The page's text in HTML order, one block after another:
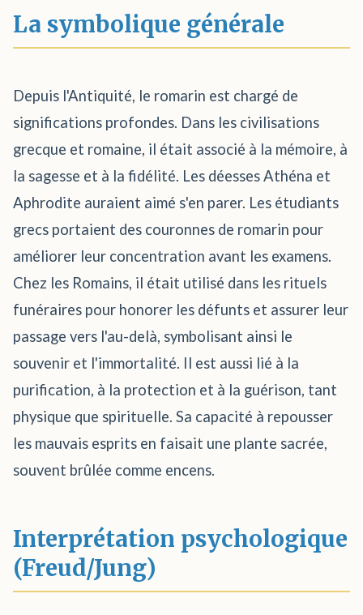
La symbolique générale
Depuis l'Antiquité, le romarin est chargé de
significations profondes. Dans les civilisations
grecque et romaine, il était associé à la mémoire, à
la sagesse et à la fidélité. Les déesses Athéna et
Aphrodite auraient aimé s'en parer. Les étudiants
grecs portaient des couronnes de romarin pour
améliorer leur concentration avant les examens.
Chez les Romains, il était utilisé dans les rituels
funéraires pour honorer les défunts et assurer leur
passage vers l'au-delà, symbolisant ainsi le
souvenir et l'immortalité. Il est aussi lié à la
purification, à la protection et à la guérison, tant
physique que spirituelle. Sa capacité à repousser
les mauvais esprits en faisait une plante sacrée,
souvent brûlée comme encens.
Interprétation psychologique
(Freud/Jung)